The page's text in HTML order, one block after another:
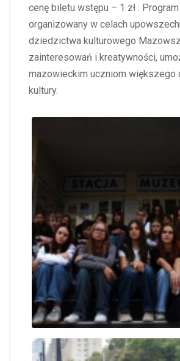
cenę biletu wstępu – 1 zł .
organizowany w celach
dziedzictwa kulturowego
zainteresowań i kreatywności,
mazowieckim uczniom większego
kultury.